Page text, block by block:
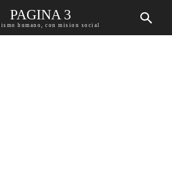
PAGINA 3
humano, con mision social